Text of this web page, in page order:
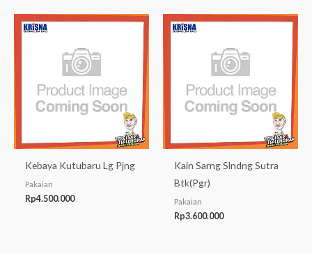
Kebaya Kutubaru Lg Pjng
Pakaian
Rp4.500.000
Kain Sarng Slndng Sutra
Btk(Pgr)
Pakaian
Rp3.600.000